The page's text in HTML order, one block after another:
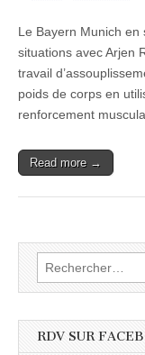
Le Bayern Munich
situations avec Arjen
travail
poids de corps en
renforcement
Read more →
Rechercher :
RDV SUR